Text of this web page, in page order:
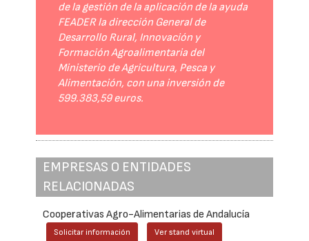
de la gestión de la aplicación de la ayuda
FEADER la dirección General de
Desarrollo Rural, Innovación y
Formación Agroalimentaria del
Ministerio de Agricultura, Pesca y
Alimentación, con una inversión de
599.383,59 euros.
EMPRESAS O ENTIDADES
RELACIONADAS
Cooperativas Agro-Alimentarias de Andalucía
Solicitar información Ver stand virtual